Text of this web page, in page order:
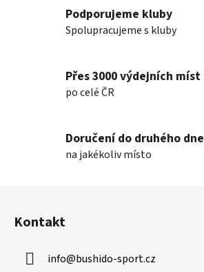
Podporujeme kluby
Spolupracujeme s kluby
Přes 3000 výdejních míst
po celé ČR
Doručení do druhého dne
na jakékoliv místo
Kontakt
info@bushido-sport.cz